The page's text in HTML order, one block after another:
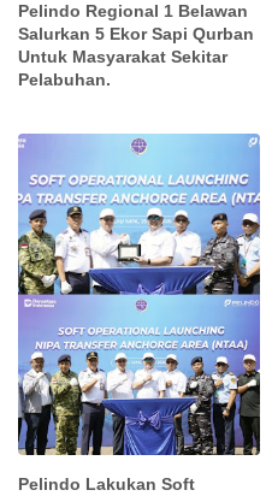
Pelindo Regional 1 Belawan
Salurkan 5 Ekor Sapi Qurban
Untuk Masyarakat Sekitar
Pelabuhan.
Pelindo Lakukan Soft